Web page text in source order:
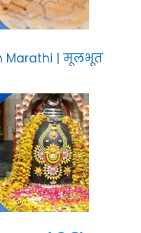
in Marathi | मूलभूत